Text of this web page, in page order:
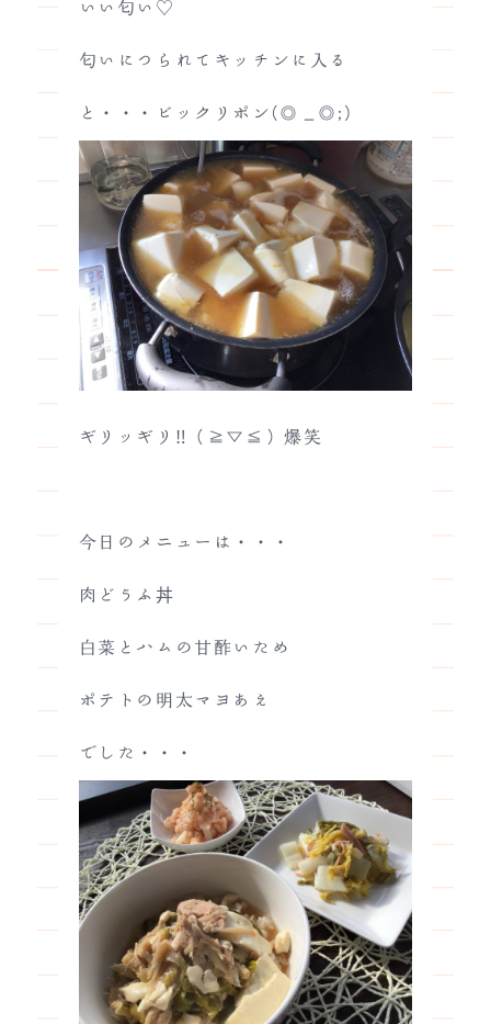
いい匂い♡
匂いにつられてキッチンに入る
と・・・ビックリポン(◎_◎;)
ギリッギリ‼（≧▽≦）爆笑
今日のメニューは・・・
肉どうふ丼
白菜とハムの甘酢いため
ポテトの明太マヨあえ
でした・・・